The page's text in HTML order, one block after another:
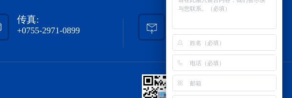
传真:
+0755-2971-0899 djx@djxcable.com